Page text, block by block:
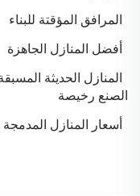
المرافق المؤقتة للبناء
أفضل المنازل الجاهزة
المنازل الحديثة
الصنع رخيصة
أسعار المنازل المدمجة